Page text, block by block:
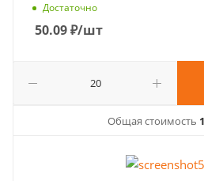
Достаточно
50.09₽/шт
Общая стоимость